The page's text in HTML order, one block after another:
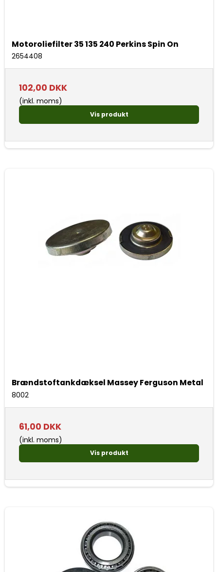
Motoroliefilter 35 135 240 Perkins Spin On
2654408
102,00 DKK
(inkl. moms)
Vis produkt
Brændstoftankdæksel Massey Ferguson Metal
8002
61,00 DKK
(inkl. moms)
Vis produkt